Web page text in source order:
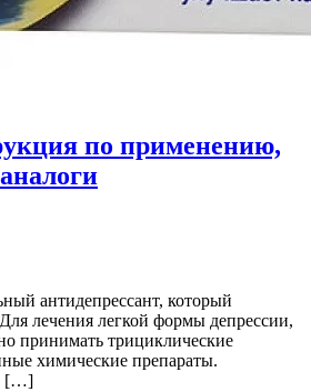
по применению,
антидепрессант, который
лечения легкой формы депрессии,
принимать трициклические
химические препараты.
[…]